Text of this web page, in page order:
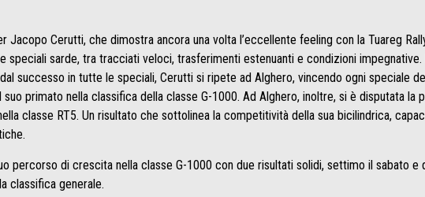
Jacopo Cerutti, che dimostra ancora una volta l’eccellente feeling con la Tuareg
speciali sarde, tra tracciati veloci, trasferimenti estenuanti e condizioni impegnative.
successo in tutte le speciali, Cerutti si ripete ad Alghero, vincendo ogni speciale
primato nella classifica della classe G-1000. Ad Alghero, inoltre, si è disputata la
classe RT5. Un risultato che sottolinea la competitività della sua bicilindrica,
percorso di crescita nella classe G-1000 con due risultati solidi, settimo il sabato e
classifica generale.